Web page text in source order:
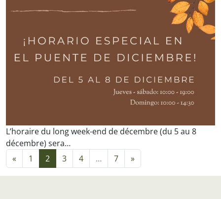
L’horaire du long week-end de décembre (du 5 au 8
décembre) sera…
Navigation dans les articles
« 1 2 3 4 … 7 »